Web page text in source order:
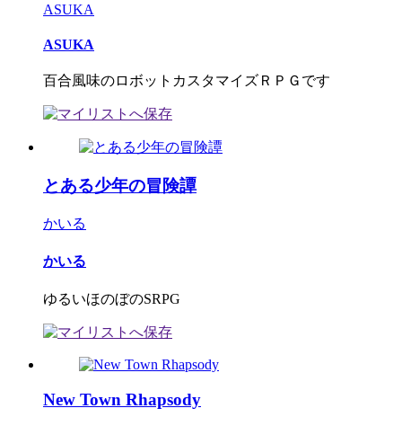
ASUKA
ASUKA
百合風味のロボットカスタマイズＲＰＧです
とある少年の冒険譚
かいる
かいる
ゆるいほのぼのSRPG
New Town Rhapsody